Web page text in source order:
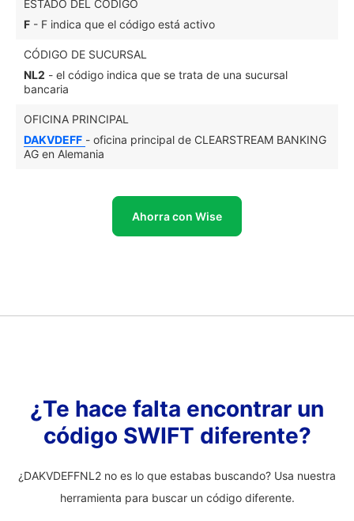
ESTADO DEL CÓDIGO
F - F indica que el código está activo
CÓDIGO DE SUCURSAL
NL2 - el código indica que se trata de una sucursal
bancaria
OFICINA PRINCIPAL
DAKVDEFF - oficina principal de CLEARSTREAM BANKING
AG en Alemania
Ahorra con Wise
¿Te hace falta encontrar un
código SWIFT diferente?
¿DAKVDEFFNL2 no es lo que estabas buscando? Usa nuestra
herramienta para buscar un código diferente.